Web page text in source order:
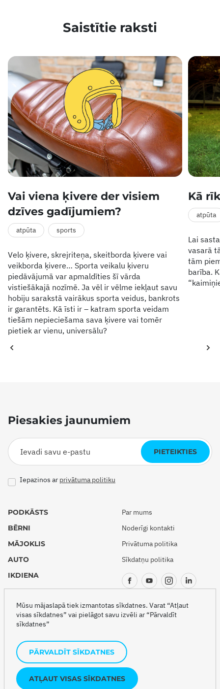
Saistītie raksti
Vai viena ķivere der visiem
dzīves gadījumiem?
atpūta sports
Velo ķivere, skrejriteņa, skeitborda ķivere vai
veikborda ķivere… Sporta veikalu ķiveru
piedāvājumā var apmaldīties šī vārda
vistiešākajā nozīmē. Ja vēl ir vēlme iekļaut savu
hobiju sarakstā vairākus sporta veidus, bankrots
ir garantēts. Kā īsti ir – katram sporta veidam
tiešām nepieciešama sava ķivere vai tomēr
pietiek ar vienu, universālu?
Kā
atpūta
Lai
vasarā
tām
barība.
Piesakies jaunumiem
PIETEIKTIES
Iepazinos ar privātuma politiku
PODKĀSTS
BĒRNI
MĀJOKLIS
AUTO
IKDIENA
CEĻOJUMI
Par mums
Noderīgi kontakti
Privātuma politika
Sīkdatņu politika
Copyright © 2026 Drošības akadēmija
Šo projektu veido
Mūsu mājaslapā tiek izmantotas sīkdatnes. Varat “Atļaut
visas sīkdatnes” vai pielāgot savu izvēli ar “Pārvaldīt
sīkdatnes”
PĀRVALDĪT SĪKDATNES
ATĻAUT VISAS SĪKDATNES